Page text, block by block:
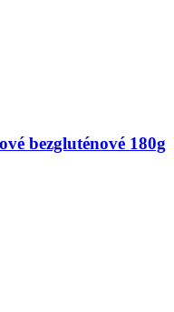
bezgluténové 180g